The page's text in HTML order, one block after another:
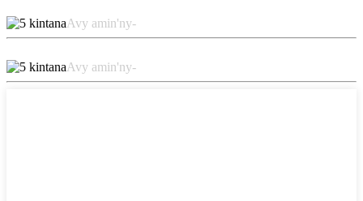
Avy amin'ny-
Avy amin'ny-